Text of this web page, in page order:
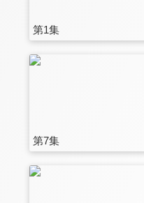
第1集
第7集